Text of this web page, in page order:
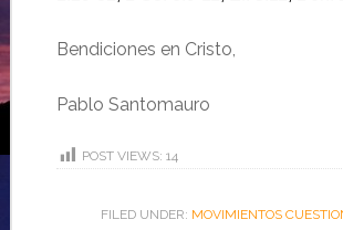
Bendiciones en Cristo,
Pablo Santomauro
POST VIEWS: 14
FILED UNDER: MOVIMIENTOS